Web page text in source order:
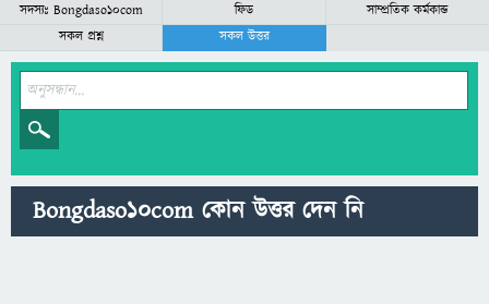
সদস্যঃ Bongdaso10com ফিড
সাম্প্রতিক কর্মকান্ড
সকল প্রশ্ন
সকল উত্তর
Bongdaso10com কোন উত্তর দেন নি